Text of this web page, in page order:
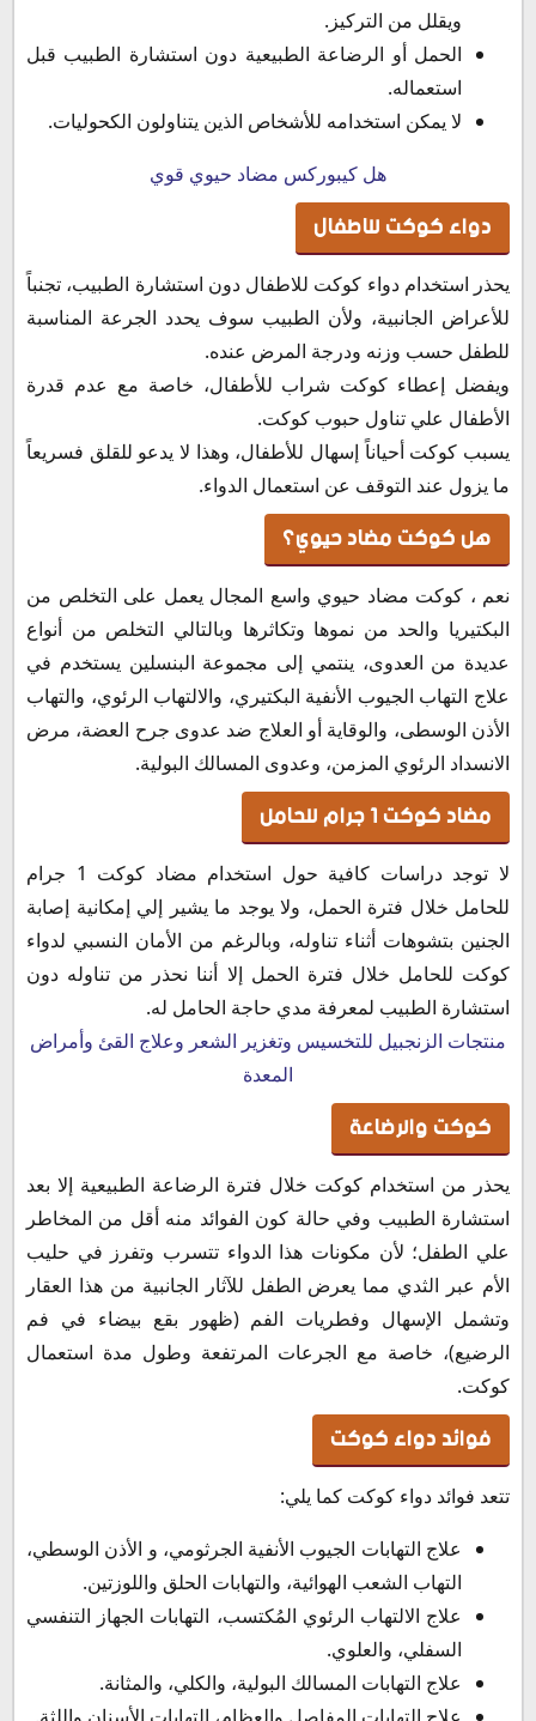
ويقلل من التركيز.
الحمل أو الرضاعة الطبيعية دون استشارة الطبيب قبل
استعماله.
لا يمكن استخدامه للأشخاص الذين يتناولون الكحوليات.
هل كيبوركس مضاد حيوي قوي
دواء كوكت للاطفال
يحذر استخدام دواء كوكت للاطفال دون استشارة الطبيب، تجنباً
للأعراض الجانبية، ولأن الطبيب سوف يحدد الجرعة المناسبة
للطفل حسب وزنه ودرجة المرض عنده.
ويفضل إعطاء كوكت شراب للأطفال، خاصة مع عدم قدرة
الأطفال علي تناول حبوب كوكت.
يسبب كوكت أحياناً إسهال للأطفال، وهذا لا يدعو للقلق فسريعاً
ما يزول عند التوقف عن استعمال الدواء.
هل كوكت مضاد حيوي؟
نعم ، كوكت مضاد حيوي واسع المجال يعمل على التخلص من
البكتيريا والحد من نموها وتكاثرها وبالتالي التخلص من أنواع
عديدة من العدوى، ينتمي إلى مجموعة البنسلين يستخدم في
علاج التهاب الجيوب الأنفية البكتيري، والالتهاب الرئوي، والتهاب
الأذن الوسطى، والوقاية أو العلاج ضد عدوى جرح العضة، مرض
الانسداد الرئوي المزمن، وعدوى المسالك البولية.
مضاد كوكت 1 جرام للحامل
لا توجد دراسات كافية حول استخدام مضاد كوكت 1 جرام
للحامل خلال فترة الحمل، ولا يوجد ما يشير إلي إمكانية إصابة
الجنين بتشوهات أثناء تناوله، وبالرغم من الأمان النسبي لدواء
كوكت للحامل خلال فترة الحمل إلا أننا نحذر من تناوله دون
استشارة الطبيب لمعرفة مدي حاجة الحامل له.
منتجات الزنجبيل للتخسيس وتغزير الشعر وعلاج القئ وأمراض
المعدة
كوكت والرضاعة
يحذر من استخدام كوكت خلال فترة الرضاعة الطبيعية إلا بعد
استشارة الطبيب وفي حالة كون الفوائد منه أقل من المخاطر
علي الطفل؛ لأن مكونات هذا الدواء تتسرب وتفرز في حليب
الأم عبر الثدي مما يعرض الطفل للآثار الجانبية من هذا العقار
وتشمل الإسهال وفطريات الفم (ظهور بقع بيضاء في فم
الرضيع)، خاصة مع الجرعات المرتفعة وطول مدة استعمال
كوكت.
فوائد دواء كوكت
تتعد فوائد دواء كوكت كما يلي:
علاج التهابات الجيوب الأنفية الجرثومي، و الأذن الوسطي،
التهاب الشعب الهوائية، والتهابات الحلق واللوزتين.
علاج الالتهاب الرئوي المُكتسب، التهابات الجهاز التنفسي
السفلي، والعلوي.
علاج التهابات المسالك البولية، والكلي، والمثانة.